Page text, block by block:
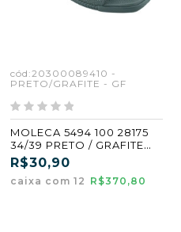
cód:20300089410 -
PRETO/GRAFITE - GF
MOLECA 5494 100 28175
34/39 PRETO / GRAFITE
(GF)
R$30,90
caixa com 12 R$370,80